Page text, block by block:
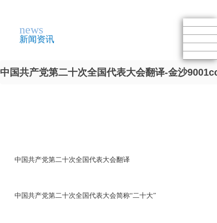
news
新闻资讯
中国共产党第二十次全国代表大会翻译-金沙
中国共产党第二十次全国代表大会翻译
中国共产党第二十次全国代表大会简称“二十大”